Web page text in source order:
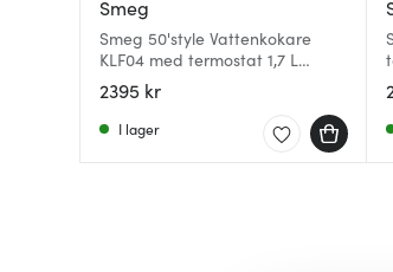
Smeg
Smeg 50'style Vattenkokare
KLF04 med termostat 1,7 L
Creme
2395 kr
I lager